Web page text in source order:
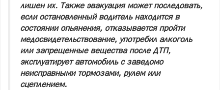
лишен их. Также эвакуация может последовать,
если остановленный водитель находится в
состоянии опьянения, отказывается пройти
медосвидетельствование, употребил алкоголь
или запрещенные вещества после ДТП,
эксплуатирует автомобиль с заведомо
неисправными тормозами, рулем или
сцеплением.